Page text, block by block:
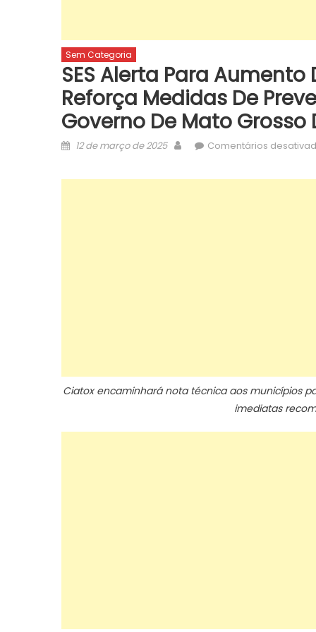
Sem Categoria
SES Alerta Para Aumento
Reforça Medidas De
Governo De Mato Grosso
Posted
12 de março de 2025 AuthorComentários
Ciatox encaminhará nota técnica aos municípios
imediatas